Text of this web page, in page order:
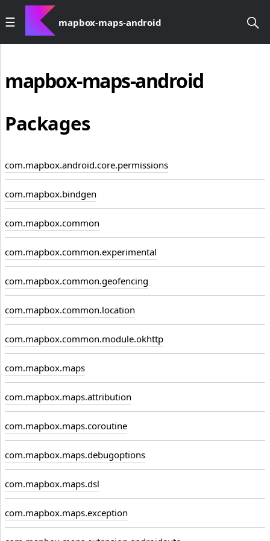
mapbox-maps-android
mapbox-maps-android
Packages
com.mapbox.android.core.permissions
com.mapbox.bindgen
com.mapbox.common
com.mapbox.common.experimental
com.mapbox.common.geofencing
com.mapbox.common.location
com.mapbox.common.module.okhttp
com.mapbox.maps
com.mapbox.maps.attribution
com.mapbox.maps.coroutine
com.mapbox.maps.debugoptions
com.mapbox.maps.dsl
com.mapbox.maps.exception